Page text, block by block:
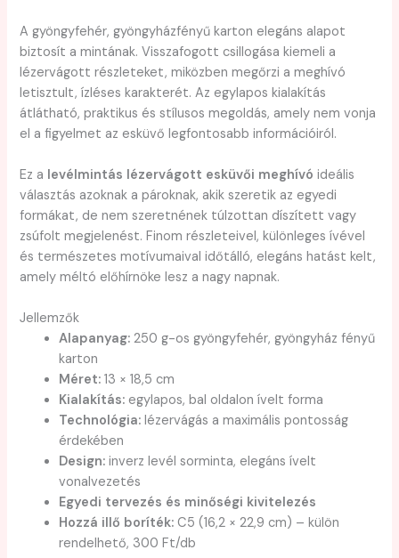
A gyöngyfehér, gyöngyházfényű karton elegáns alapot
biztosít a mintának. Visszafogott csillogása kiemeli a
lézervágott részleteket, miközben megőrzi a meghívó
letisztult, ízléses karakterét. Az egylapos kialakítás
átlátható, praktikus és stílusos megoldás, amely nem vonja
el a figyelmet az esküvő legfontosabb információiról.
Ez a levélmintás lézervágott esküvői meghívó ideális
választás azoknak a pároknak, akik szeretik az egyedi
formákat, de nem szeretnének túlzottan díszített vagy
zsúfolt megjelenést. Finom részleteivel, különleges ívével
és természetes motívumaival időtálló, elegáns hatást kelt,
amely méltó előhírnöke lesz a nagy napnak.
Jellemzők
Alapanyag: 250 g-os gyöngyfehér, gyöngyház fényű
karton
Méret: 13 × 18,5 cm
Kialakítás: egylapos, bal oldalon ívelt forma
Technológia: lézervágás a maximális pontosság
érdekében
Design: inverz levél sorminta, elegáns ívelt
vonalvezetés
Egyedi tervezés és minőségi kivitelezés
Hozzá illő boríték: C5 (16,2 × 22,9 cm) – külön
rendelhető, 300 Ft/db